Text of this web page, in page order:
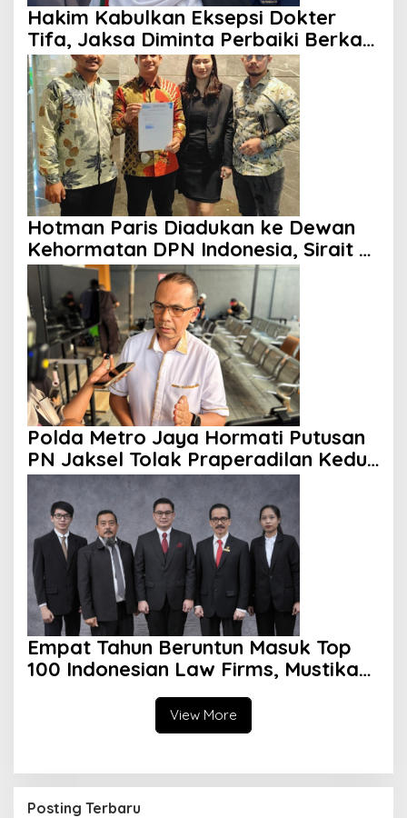
Hakim Kabulkan Eksepsi Dokter
Tifa, Jaksa Diminta Perbaiki Berkas
Perkara
Hotman Paris Diadukan ke Dewan
Kehormatan DPN Indonesia, Sirait &
Co Dampingi Insan Pers
Polda Metro Jaya Hormati Putusan
PN Jaksel Tolak Praperadilan Kedua
Roy Suryo
Empat Tahun Beruntun Masuk Top
100 Indonesian Law Firms, Mustika
Raja Law Office Perkuat Peran
sebagai Mitra Strategis Dunia Usaha
View More
Posting Terbaru